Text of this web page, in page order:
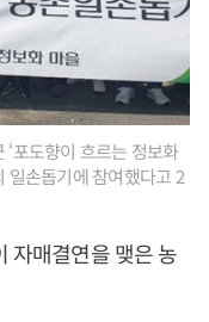
포도향이 흐르는 정보화
일손돕기에 참여했다고 2
자매결연을 맺은 농